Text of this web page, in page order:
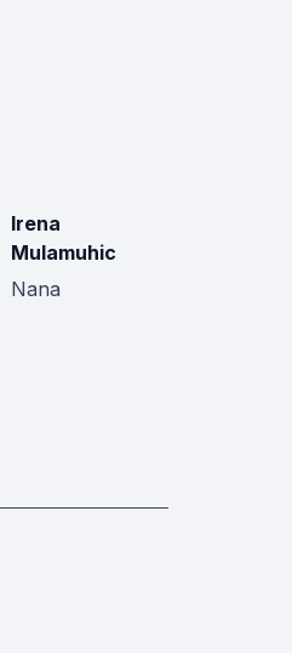
Irena
Mulamuhic
Nana